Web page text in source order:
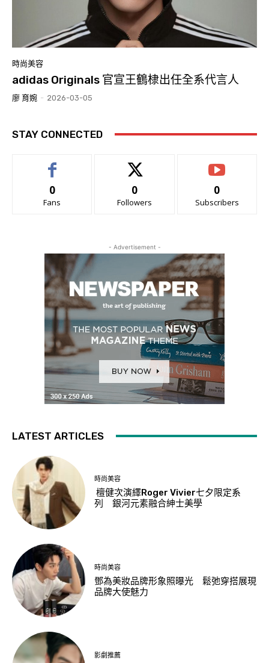
時尚美容
adidas Originals 官宣王鶴棣出任全系代言人
廖 育婉 - 2026-03-05
STAY CONNECTED
0
Fans
0
Followers
0
Subscribers
- Advertisement -
LATEST ARTICLES
時尚美容
檀健次演繹Roger Vivier七夕限定系
列 銀河元素融合紳士美學
時尚美容
鄧為美妝品牌形象照曝光 鬆弛穿搭展現
品牌大使魅力
影劇推薦